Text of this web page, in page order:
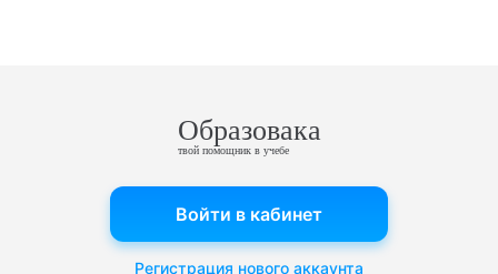
Образовака
твой помощник в учебе
Войти в кабинет
Регистрация нового аккаунта